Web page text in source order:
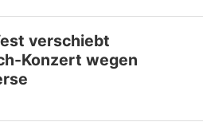
verschiebt
Konzert wegen